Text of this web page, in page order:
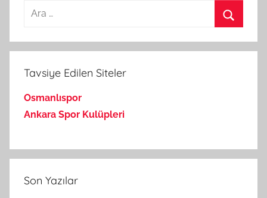
Arama:
Tavsiye Edilen Siteler
Osmanlıspor
Ankara Spor Kulüpleri
Son Yazılar